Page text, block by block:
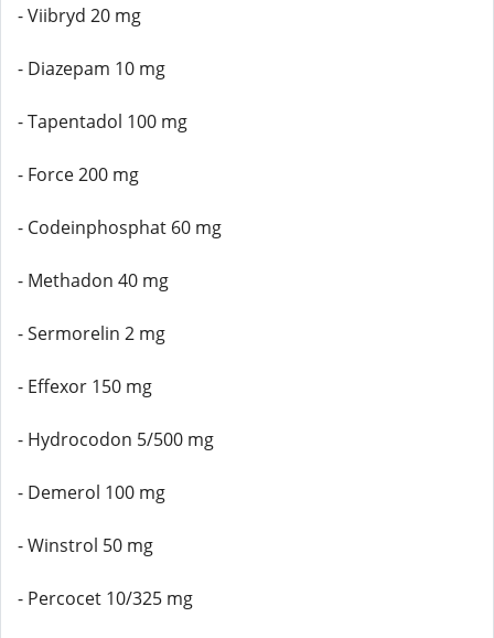
- Viibryd 20 mg
- Diazepam 10 mg
- Tapentadol 100 mg
- Force 200 mg
- Codeinphosphat 60 mg
- Methadon 40 mg
- Sermorelin 2 mg
- Effexor 150 mg
- Hydrocodon 5/500 mg
- Demerol 100 mg
- Winstrol 50 mg
- Percocet 10/325 mg